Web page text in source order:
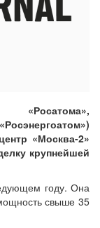
«Росатома»,
«Москва-2»
крупнейшей
году. Она
свыше 35